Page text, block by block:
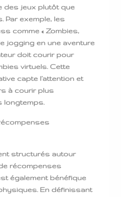
des jeux plutôt que
Par exemple, les
comme « Zombies,
jogging en une aventure
doit courir pour
virtuels. Cette
capte l’attention et
à courir plus
longtemps.
structurés autour
récompenses
également bénéfique
En définissant